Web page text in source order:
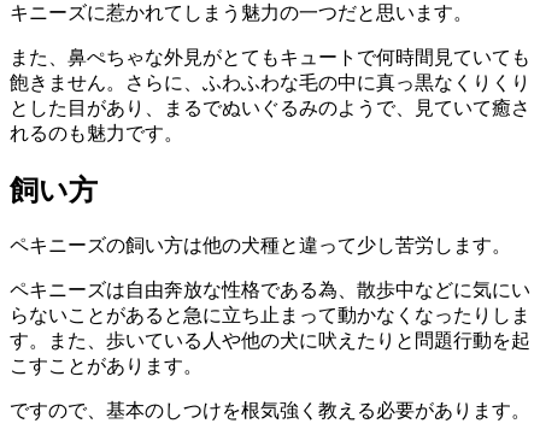
キニーズに惹かれてしまう魅力の一つだと思います。
また、鼻ぺちゃな外見がとてもキュートで何時間見ていても
飽きません。さらに、ふわふわな毛の中に真っ黒なくりくり
とした目があり、まるでぬいぐるみのようで、見ていて癒さ
れるのも魅力です。
飼い方
ペキニーズの飼い方は他の犬種と違って少し苦労します。
ペキニーズは自由奔放な性格である為、散歩中などに気にい
らないことがあると急に立ち止まって動かなくなったりしま
す。また、歩いている人や他の犬に吠えたりと問題行動を起
こすことがあります。
ですので、 基本のしつけを根気強く教える必要があります。